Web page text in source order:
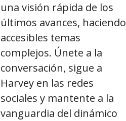
una visión rápida de los
últimos avances, haciendo
accesibles temas
complejos. Únete a la
conversación, sigue a
Harvey en las redes
sociales y mantente a la
vanguardia del dinámico